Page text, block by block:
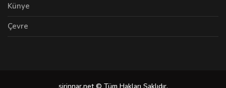
Künye
Çevre
sirinnar.net © Tüm Hakları Saklıdır.